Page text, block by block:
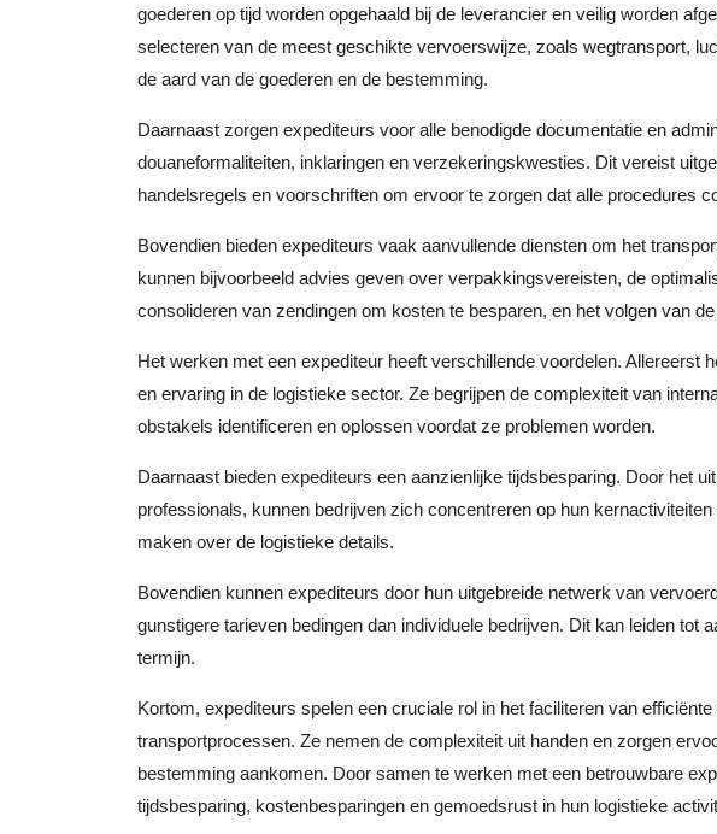
goederen op tijd worden opgehaald bij de leverancier en veilig worden
selecteren van de meest geschikte vervoerswijze, zoals wegtransport,
de aard van de goederen en de bestemming.
Daarnaast zorgen expediteurs voor alle benodigde documentatie en
douaneformaliteiten, inklaringen en verzekeringskwesties. Dit vereist
handelsregels en voorschriften om ervoor te zorgen dat alle procedures
Bovendien bieden expediteurs vaak aanvullende diensten om het
kunnen bijvoorbeeld advies geven over verpakkingsvereisten, de
consolideren van zendingen om kosten te besparen, en het volgen van
Het werken met een expediteur heeft verschillende voordelen. Allereerst
en ervaring in de logistieke sector. Ze begrijpen de complexiteit van
obstakels identificeren en oplossen voordat ze problemen worden.
Daarnaast bieden expediteurs een aanzienlijke tijdsbesparing. Door het
professionals, kunnen bedrijven zich concentreren op hun
maken over de logistieke details.
Bovendien kunnen expediteurs door hun uitgebreide netwerk van
gunstigere tarieven bedingen dan individuele bedrijven. Dit kan leiden tot
termijn.
Kortom, expediteurs spelen een cruciale rol in het faciliteren van
transportprocessen. Ze nemen de complexiteit uit handen en zorgen
bestemming aankomen. Door samen te werken met een betrouwbare
tijdsbesparing, kostenbesparingen en gemoedsrust in hun logistieke